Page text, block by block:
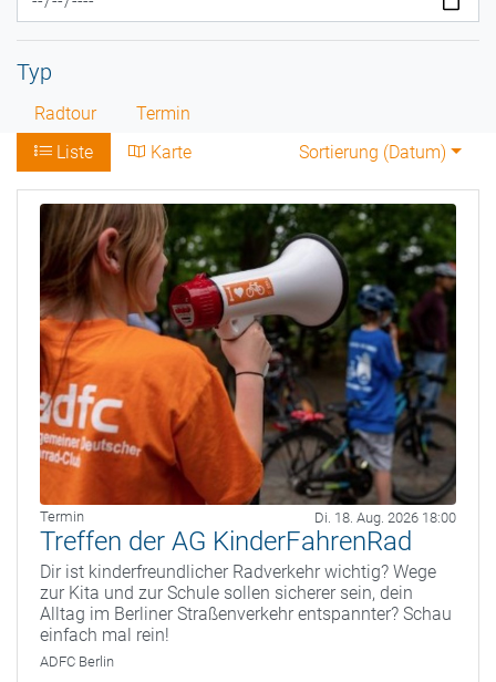
Typ
Radtour
Termin
Liste
Karte Sortierung (Datum)
Termin Di. 18. Aug. 2026 18:00
Treffen der AG KinderFahrenRad
Dir ist kinderfreundlicher Radverkehr wichtig? Wege
zur Kita und zur Schule sollen sicherer sein, dein
Alltag im Berliner Straßenverkehr entspannter? Schau
einfach mal rein!
ADFC Berlin